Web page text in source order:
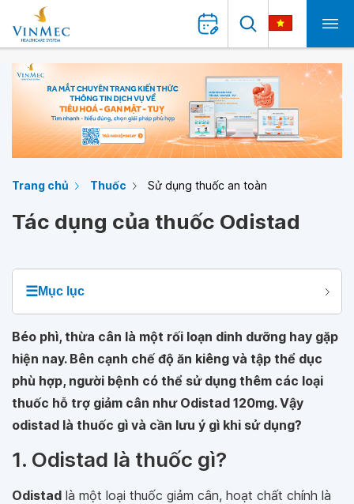
Trang chủ Thuốc Sử dụng thuốc an toàn
Tác dụng của thuốc Odistad
☰Mục lục
Béo phì, thừa cân là một rối loạn dinh dưỡng hay gặp
hiện nay. Bên cạnh chế độ ăn kiêng và tập thể dục
phù hợp, người bệnh có thể sử dụng thêm các loại
thuốc hỗ trợ giảm cân như Odistad 120mg. Vậy
odistad là thuốc gì và cần lưu ý gì khi sử dụng?
1. Odistad là thuốc gì?
Odistad là một loại thuốc giảm cân, hoạt chất chính là